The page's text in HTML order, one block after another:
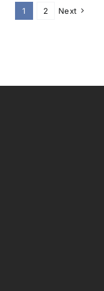
1 2 Next